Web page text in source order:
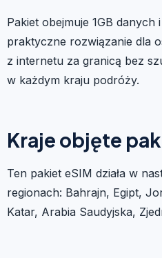
Pakiet obejmuje 1GB
praktyczne rozwiązanie dla
z internetu za granicą bez
w każdym kraju podróży.
Kraje objęte
Ten pakiet eSIM działa w
regionach: Bahrajn, Egipt,
Katar, Arabia Saudyjska,